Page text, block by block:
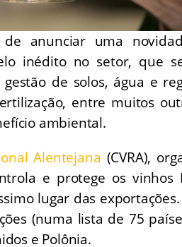
anunciar uma
inédito no setor, que
de solos, água e
entre muitos
ambiental.
Alentejana (CVRA),
e protege os vinhos
lugar das
(numa lista de 75
e Polônia.